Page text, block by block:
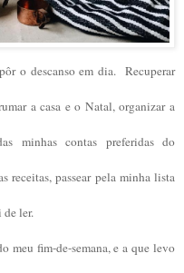
o descanso em dia. Recuperar
a casa e o Natal, organizar a
minhas contas preferidas do
receitas, passear pela minha lista
de ler.
meu fim-de-semana, e a que levo